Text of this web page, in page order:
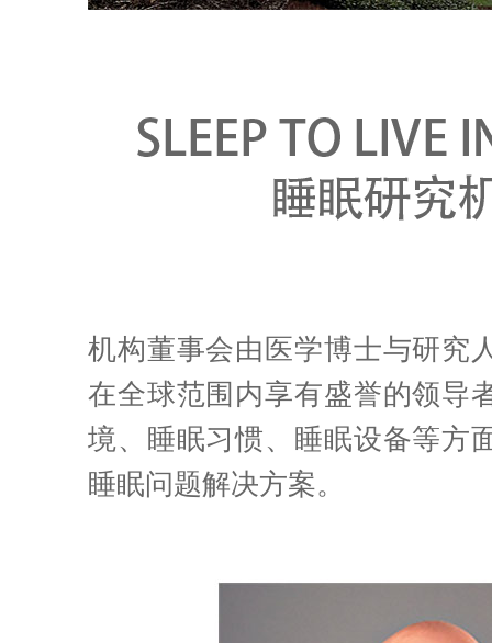
机构董事会由医学博士与研究
在全球范围内享有盛誉的领导
境、睡眠习惯、睡眠设备等方
睡眠问题解决方案。